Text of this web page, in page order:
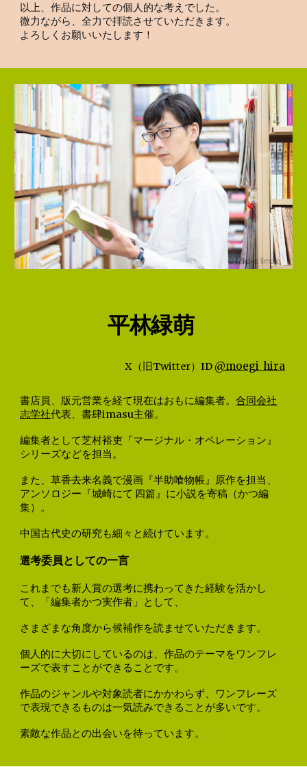
以上、作品に対しての個人的な考えでした。
微力ながら、全力で拝読させていただきます。
よろしくお願いいたします！
平林緑萌
X（旧Twitter）ID @moegi_hira
書店員、版元営業を経て現在はおもに編集者。合同会社
志学社代表、書肆imasu主催。
編集者として芝村裕吏『マージナル・オペレーション』
シリーズなどを担当。
また、草香去来名義で漫画『半助喰物帳』原作を担当、
アンソロジー『城崎にて 四篇』に小説を寄稿（かつ編
集）。
中国古代史の研究も細々と続けています。
選考委員としての一言
これまでも新人賞の選考に携わってきた経験を活かし
て、「編集者かつ実作者」として、
さまざまな角度から候補作を読ませていただきます。
個人的に大切にしているのは、作品のテーマをワンフレ
ーズで表すことができることです。
作品のジャンルや対象読者にかかわらず、ワンフレーズ
で表現できるものは一気読みできることが多いです。
素敵な作品との出会いを待っています。